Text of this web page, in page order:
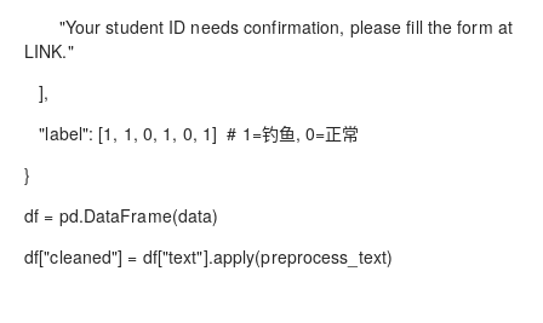
"Your student ID needs confirmation, please fill the form at
LINK."
],
"label": [1, 1, 0, 1, 0, 1] # 1=钓鱼, 0=正常
}
df = pd.DataFrame(data)
df["cleaned"] = df["text"].apply(preprocess_text)